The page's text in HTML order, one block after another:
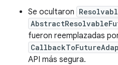
Se ocultaron
fueron reemplazadas
API más segura.